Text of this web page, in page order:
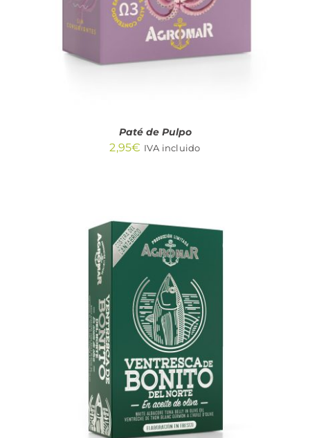
Paté de Pulpo
2,95€ IVA incluido
AÑADIR AL CARRITO
DETALLES